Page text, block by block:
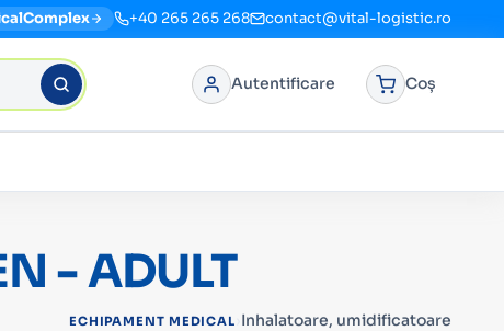
+40 265 265 268 contact@vital-logistic.ro
Autentificare Coș
- ADULT
ECHIPAMENT MEDICAL Inhalatoare, umidificatoare